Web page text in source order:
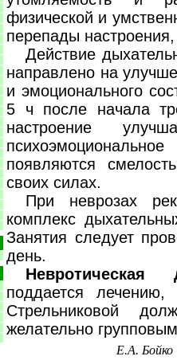
физической и
перепады
Действие
направлено на
и эмоционального
5 ч после начала
настроение
появляются
своих силах.
При неврозах
комплекс
Занятия следует
день.
Невротическая
поддается
Стрельниковой
желательно
Е.А. Бойко